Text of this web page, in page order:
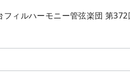
ィルハーモニー管弦楽団 第